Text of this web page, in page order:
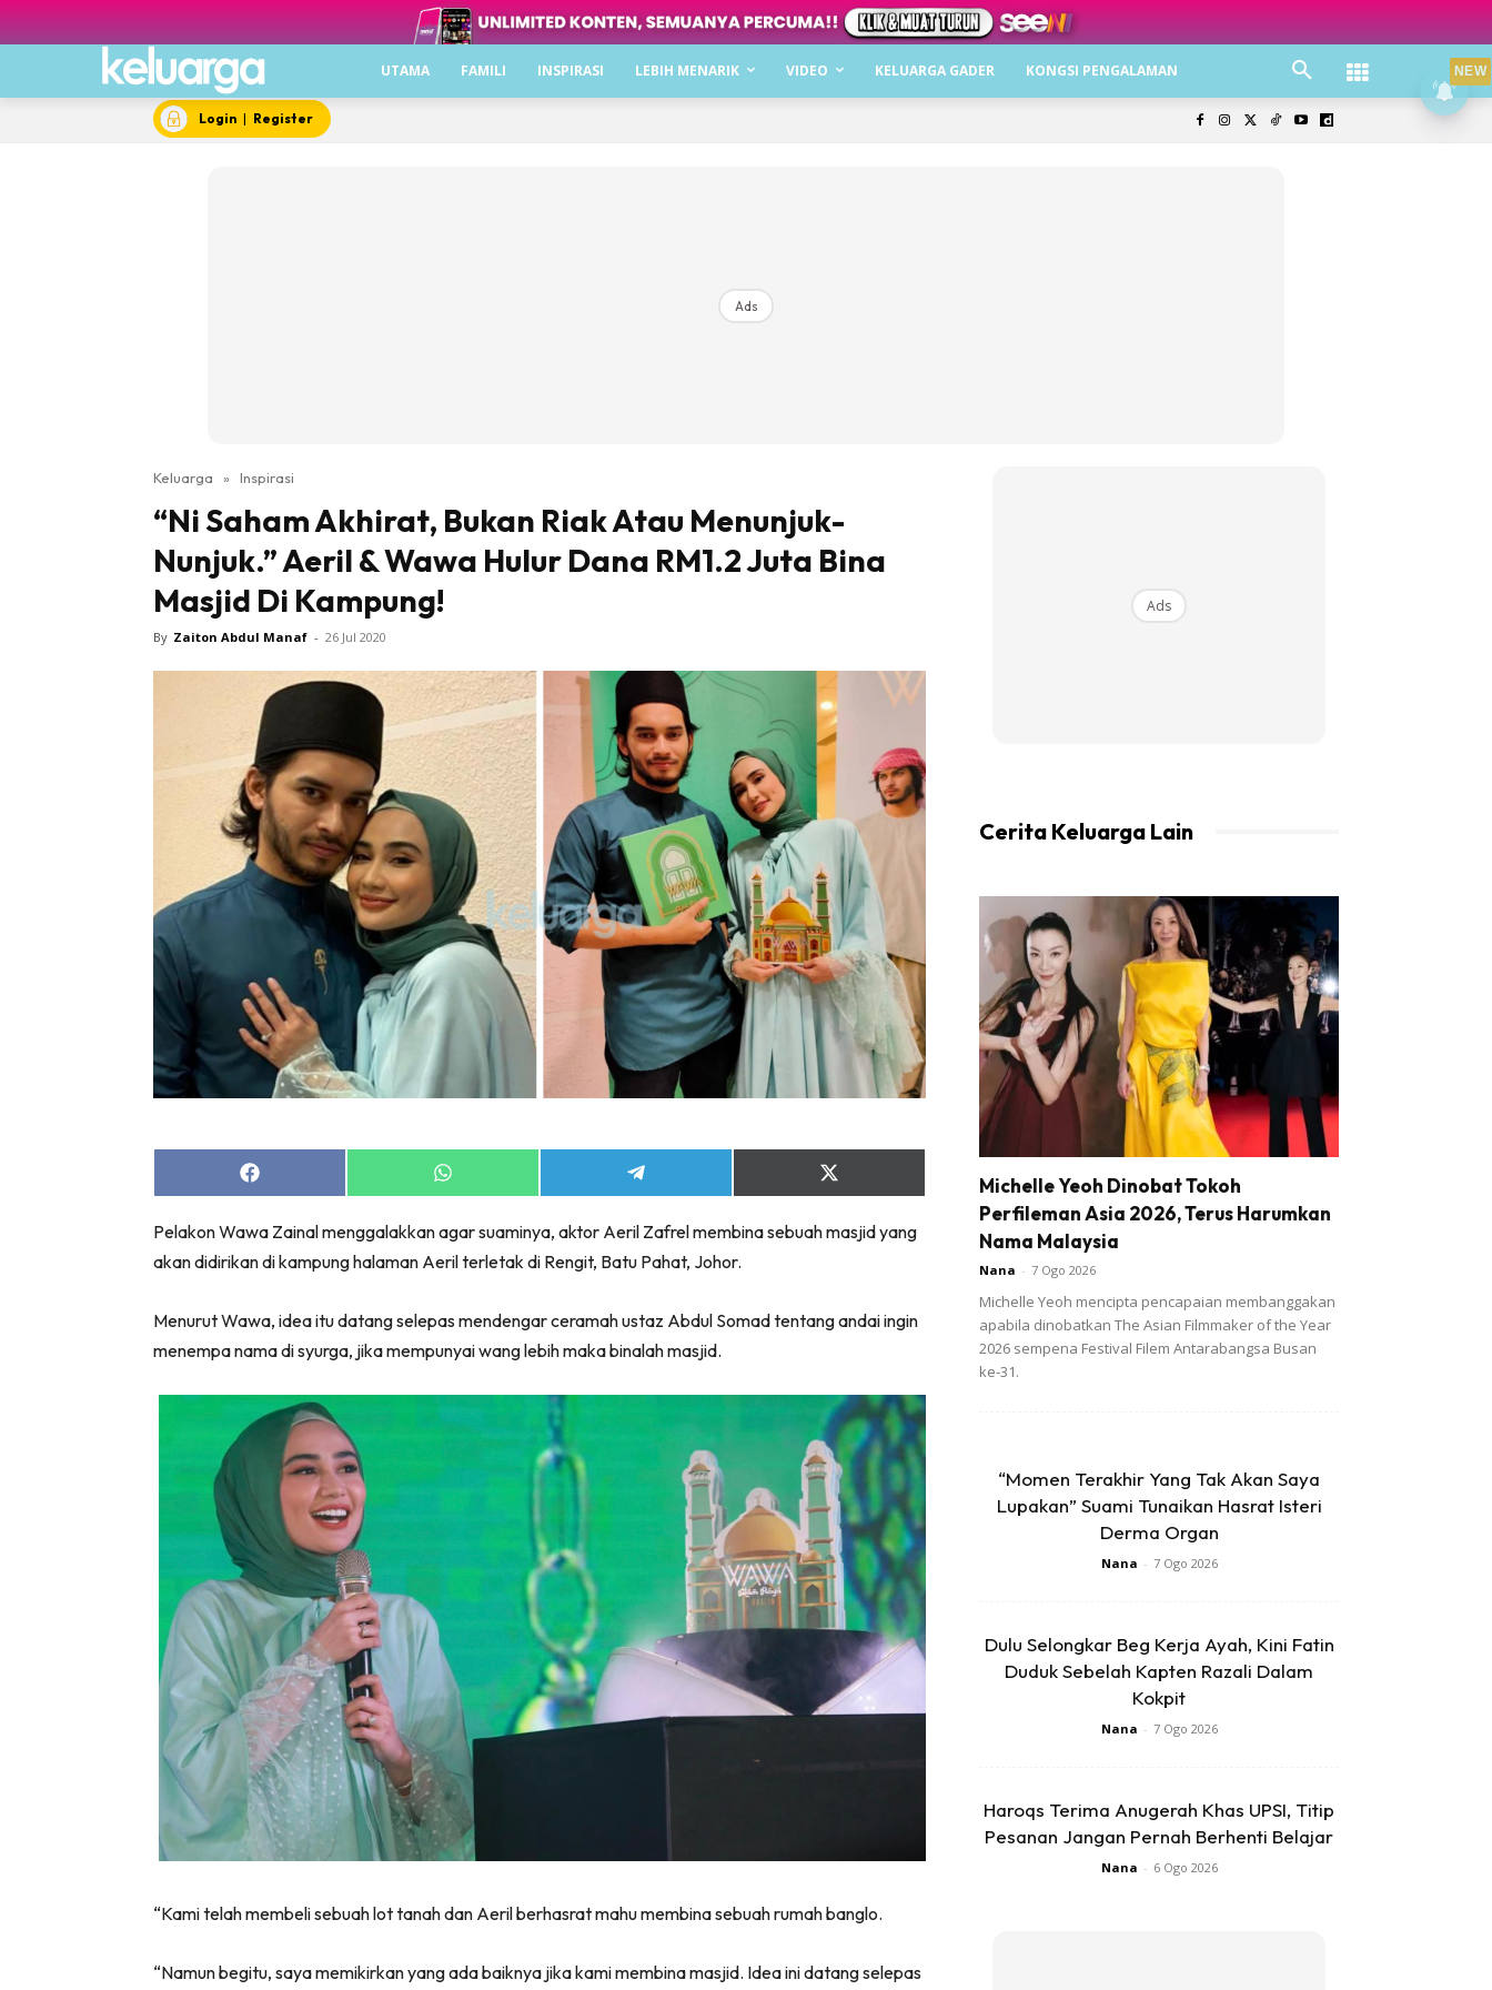
UTAMA FAMILI INSPIRASI LEBIH MENARIK VIDEO KELUARGA GADER KONGSI PENGALAMAN
Login | Register
Ads
Keluarga » Inspirasi
“Ni Saham Akhirat, Bukan Riak Atau Menunjuk-
Nunjuk.” Aeril & Wawa Hulur Dana RM1.2 Juta Bina
Masjid Di Kampung!
By Zaiton Abdul Manaf - 26 Jul 2020
Share
on
Share
on
Share
on
Share
on
(Twitter)
Pelakon Wawa Zainal menggalakkan agar suaminya, aktor Aeril Zafrel membina sebuah masjid yang
akan didirikan di kampung halaman Aeril terletak di Rengit, Batu Pahat, Johor.
Menurut Wawa, idea itu datang selepas mendengar ceramah ustaz Abdul Somad tentang andai ingin
menempa nama di syurga, jika mempunyai wang lebih maka binalah masjid.
“Kami telah membeli sebuah lot tanah dan Aeril berhasrat mahu membina sebuah rumah banglo.
“Namun begitu, saya memikirkan yang ada baiknya jika kami membina masjid. Idea ini datang selepas
Ads
Cerita Keluarga Lain
Michelle Yeoh Dinobat Tokoh
Perfileman Asia 2026, Terus Harumkan
Nama Malaysia
Nana - 7 Ogo 2026
Michelle Yeoh mencipta pencapaian membanggakan
apabila dinobatkan The Asian Filmmaker of the Year
2026 sempena Festival Filem Antarabangsa Busan
ke-31.
“Momen Terakhir Yang Tak Akan Saya
Lupakan” Suami Tunaikan Hasrat Isteri
Derma Organ
Nana - 7 Ogo 2026
Dulu Selongkar Beg Kerja Ayah, Kini Fatin
Duduk Sebelah Kapten Razali Dalam
Kokpit
Nana - 7 Ogo 2026
Haroqs Terima Anugerah Khas UPSI, Titip
Pesanan Jangan Pernah Berhenti Belajar
Nana - 6 Ogo 2026
NEW